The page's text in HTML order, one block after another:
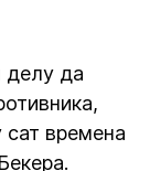
делу да
сат времена